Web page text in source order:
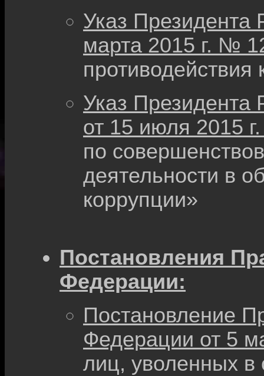
Указ Президента
марта 2015 г. №
противодействия
Указ Президента
от 15 июля 2015
по
деятельности в
коррупции»
Постановления
Федерации:
Постановление
Федерации от 5
лиц, уволенных в